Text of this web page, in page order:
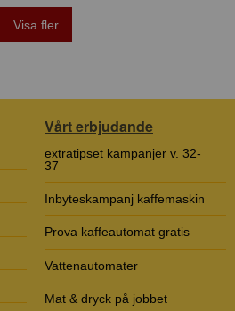
Visa fler
Vårt erbjudande
extratipset kampanjer v. 32-
37
Inbyteskampanj kaffemaskin
Prova kaffeautomat gratis
Vattenautomater
Mat & dryck på jobbet